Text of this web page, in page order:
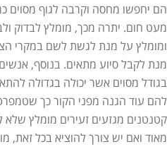
הם יחפשו מחסה וקרבה לגוף מסוים
מעט חום. יתרה מכך, מומלץ לבדוק
ומומלץ על מנת לגשת לשם במקרי
מנת לקבל סיוע מתאים. בנוסף,
בגודל מסוים אשר יכולה בגדולה
להם עוד הגנה מפני הקור כך
קטנטנים מגזעים זעירים מומלץ
מאוד ואם יש צורך להוציא בכל